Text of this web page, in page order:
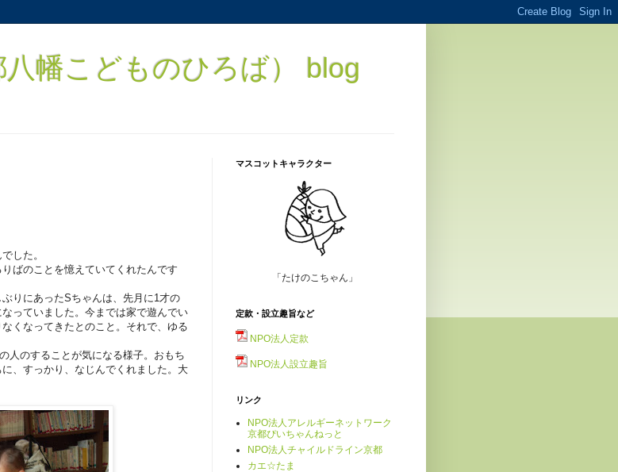
幡こどものひろば） blog
した。
ばのことを憶えていてくれたんです
りにあったSちゃんは、先月に1才の
っていました。今までは家で遊んでい
くなってきたとのこと。それで、ゆる
人のすることが気になる様子。おもち
、すっかり、なじんでくれました。大
マスコットキャラクター
「たけのこちゃん」
定款・設立趣旨など
NPO法人定款
NPO法人設立趣旨
リンク
NPO法人アレルギーネットワーク
京都ぴいちゃんねっと
NPO法人チャイルドライン京都
カエ☆たま